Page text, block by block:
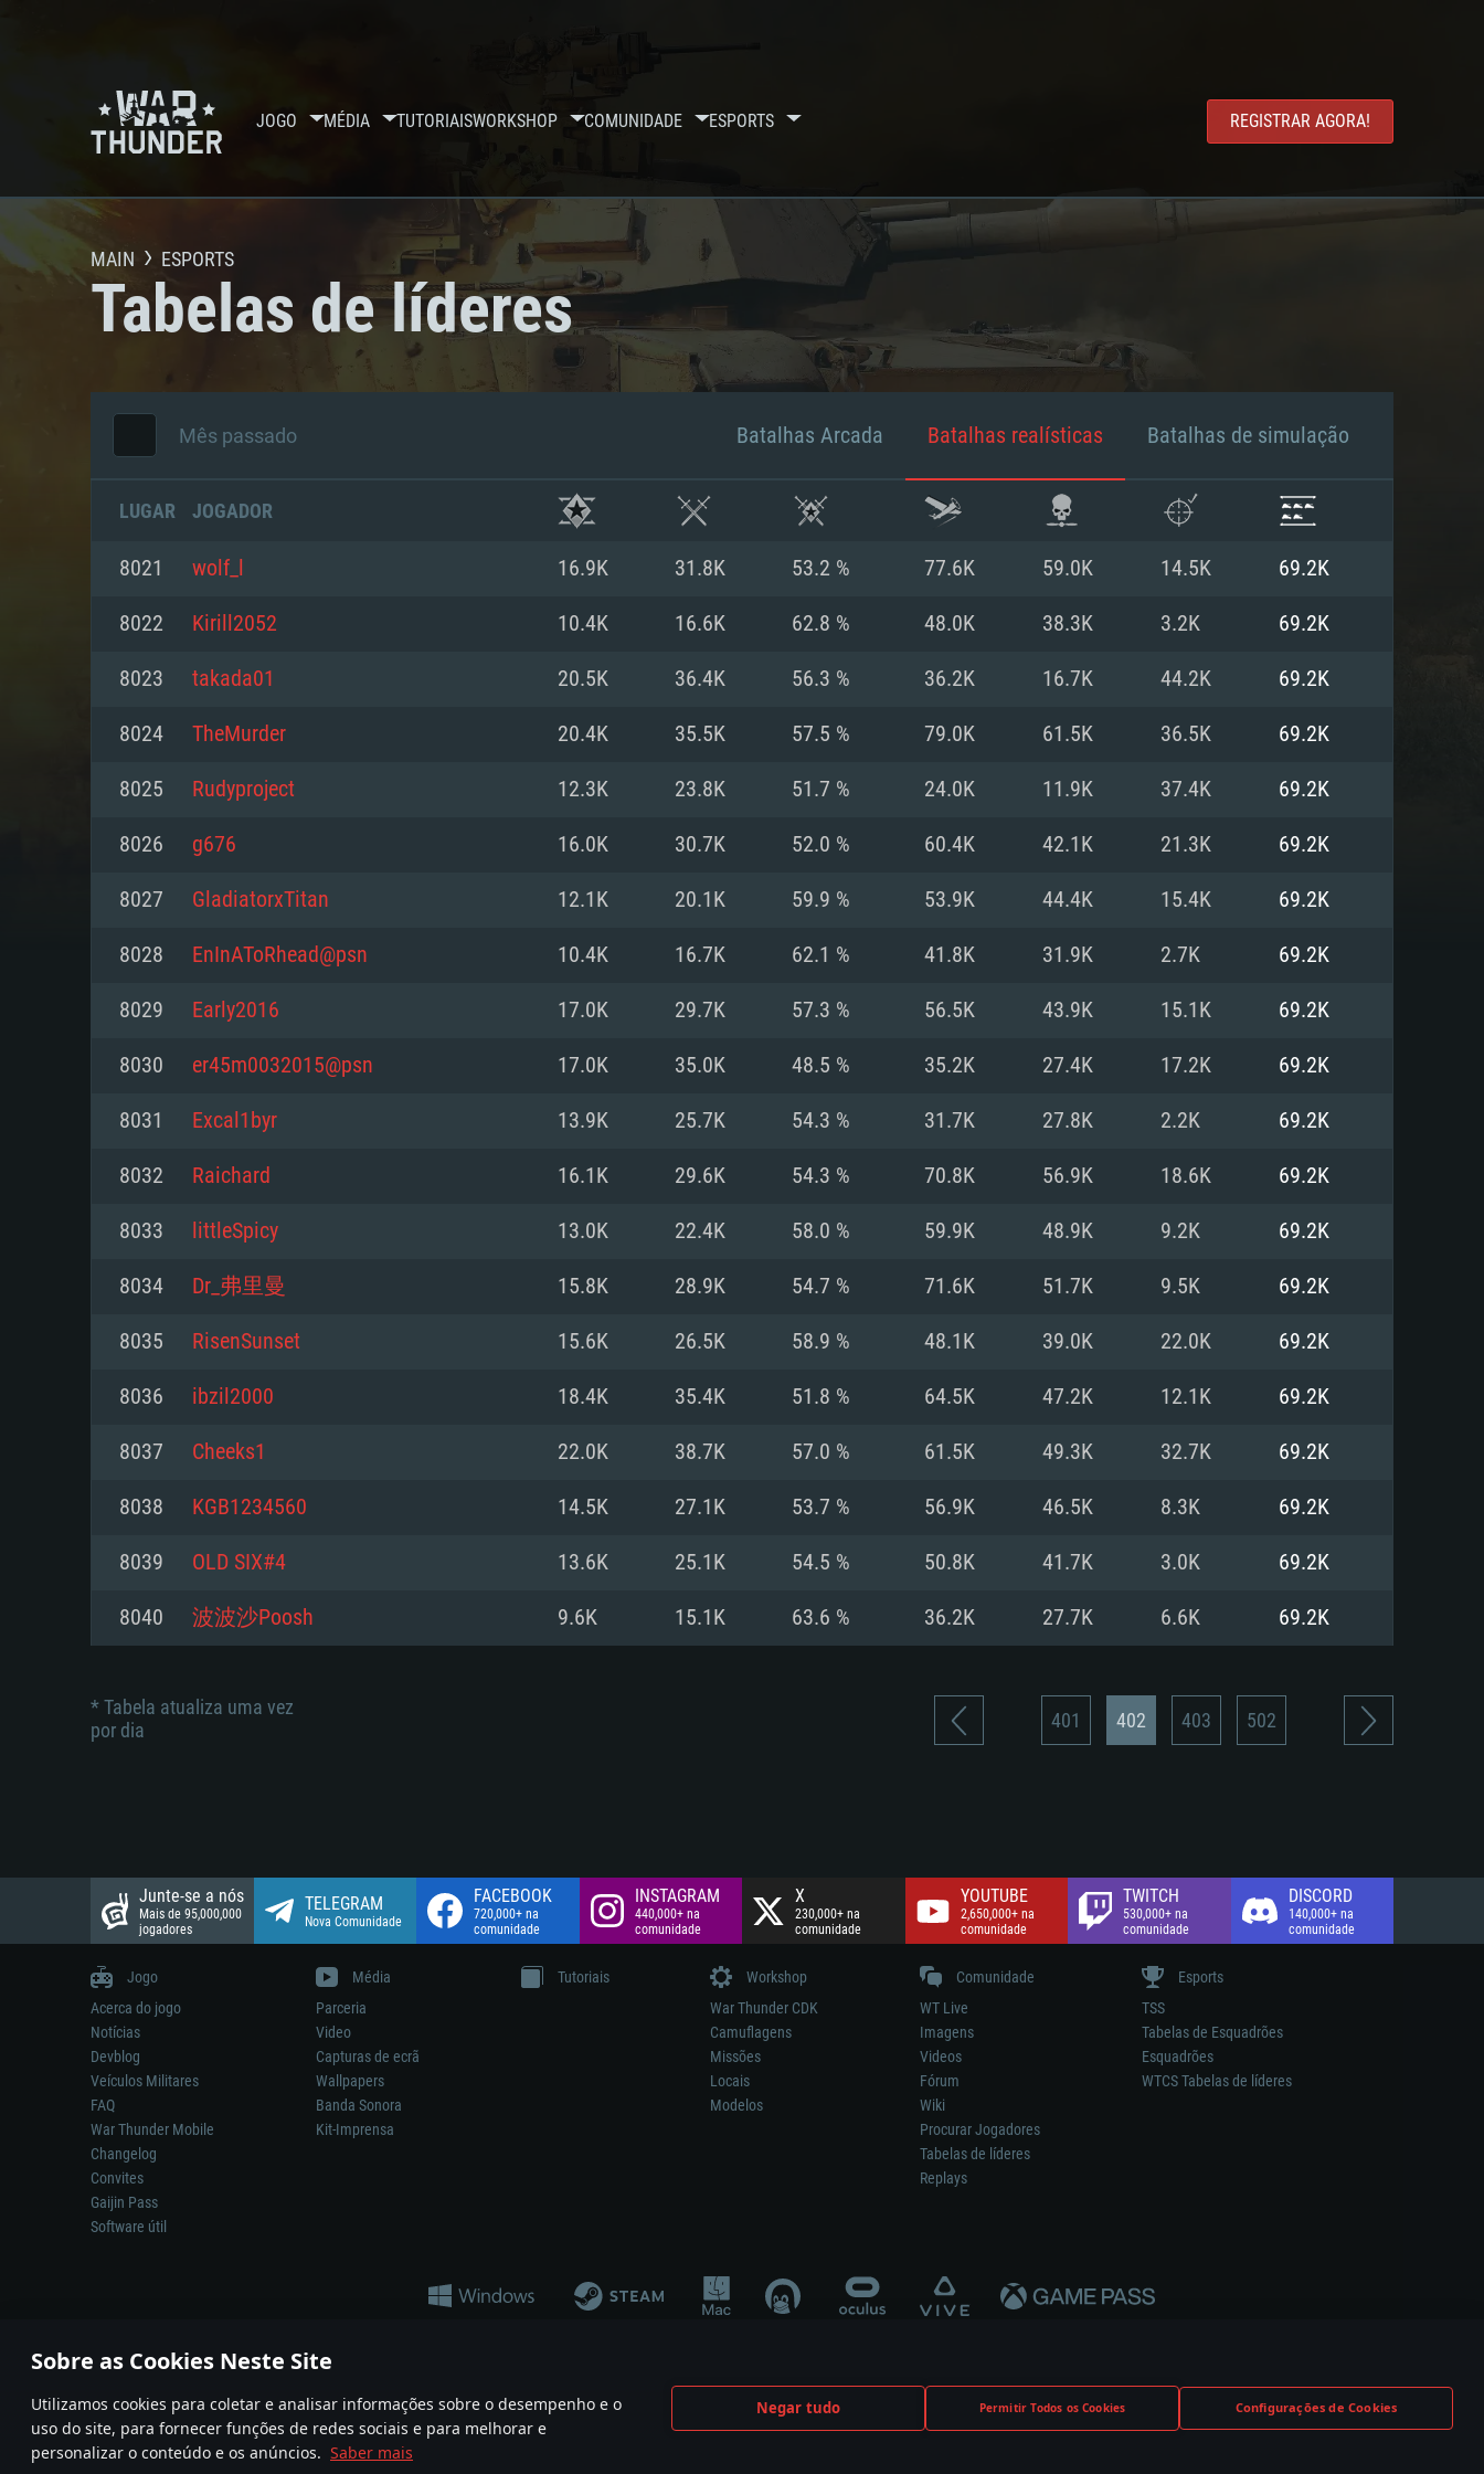
Sobre as Cookies Neste Site
Utilizamos cookies para coletar e analisar informações sobre o desempenho e o
uso do site, para fornecer funções de redes sociais e para melhorar e
personalizar o conteúdo e os anúncios. Saber mais
Negar tudo Permitir Todos os Cookies Configurações de Cookies
JOGO MÉDIA TUTORIAISWORKSHOP COMUNIDADE ESPORTS REGISTRAR AGORA!
REQUERIMENTOS DE SISTEMA
Mínimo
77XX / NVIDIA GeForce GTX 660. Resolução
mínima suportada: 720p
Network: Internet de banda larga.
Disco: 23,1 GB
Recomendado
superior
Memória: 16 GB ou mais
Placa Gráfica: Placa com DirectX 11 ou superior;
Nvidia GeForce 1060 ou superior, Radeon RX 570
Mínimo
mais recente
Processador: Core i5 2.2GHz mínimo (Intel Xeon
não suportado)
Memória: 6 GB
Placa Gráfica: Intel Iris Pro 5200 (Mac),
mínima suportada: 720p com suporte Metal.
Network: Internet de banda larga.
Disco: 21,5 GB
Recomendado
mais recente
Processador: Core i7 (Intel Xeon não suportado)
Memória: 8 GB
Placa Gráfica: Radeon Vega II ou superior com
suporte Metal.
Network: Internet de banda larga.
Disco: 60,2 GB
Mínimo
do Linux de 64bit
Processador: Dual-Core 2.4 GHz
Memória: 4 GB
Placa Gráfica: NVIDIA 660 com os drivers mais
recentes (não mais de 6 meses) / equivalentes
Vulkan (não mais de 6 meses); Resolução mínima
suportada: 720p.
Network: Internet de banda larga.
Disco: 21,5 GB
Recomendado
recentes (não mais de 6 meses) / equivalentes
AMD (Radeon RX 570) com os drivers mais
Vulkan.
Network: Internet de banda larga.
Disco: 60,2 GB
MAIN ESPORTS
Tabelas de líderes
Mês passado Batalhas Arcada Batalhas realísticas Batalhas de simulação
LUGAR JOGADOR
8021 wolf_l 16.9K 31.8K 53.2 % 77.6K 59.0K 14.5K 69.2K
8022 Kirill2052 10.4K 16.6K 62.8 % 48.0K 38.3K 3.2K 69.2K
8023 takada01 20.5K 36.4K 56.3 % 36.2K 16.7K 44.2K 69.2K
8024 TheMurder 20.4K 35.5K 57.5 % 79.0K 61.5K 36.5K 69.2K
8025 Rudyproject 12.3K 23.8K 51.7 % 24.0K 11.9K 37.4K 69.2K
8026 g676 16.0K 30.7K 52.0 % 60.4K 42.1K 21.3K 69.2K
8027 GladiatorxTitan 12.1K 20.1K 59.9 % 53.9K 44.4K 15.4K 69.2K
8028 EnInAToRhead@psn 10.4K 16.7K 62.1 % 41.8K 31.9K 2.7K 69.2K
8029 Early2016 17.0K 29.7K 57.3 % 56.5K 43.9K 15.1K 69.2K
8030 er45m0032015@psn 17.0K 35.0K 48.5 % 35.2K 27.4K 17.2K 69.2K
8031 Excal1byr 13.9K 25.7K 54.3 % 31.7K 27.8K 2.2K 69.2K
8032 Raichard 16.1K 29.6K 54.3 % 70.8K 56.9K 18.6K 69.2K
8033 littleSpicy 13.0K 22.4K 58.0 % 59.9K 48.9K 9.2K 69.2K
8034 Dr_弗里曼 15.8K 28.9K 54.7 % 71.6K 51.7K 9.5K 69.2K
8035 RisenSunset 15.6K 26.5K 58.9 % 48.1K 39.0K 22.0K 69.2K
8036 ibzil2000 18.4K 35.4K 51.8 % 64.5K 47.2K 12.1K 69.2K
8037 Cheeks1 22.0K 38.7K 57.0 % 61.5K 49.3K 32.7K 69.2K
8038 KGB1234560 14.5K 27.1K 53.7 % 56.9K 46.5K 8.3K 69.2K
8039 OLD SIX#4 13.6K 25.1K 54.5 % 50.8K 41.7K 3.0K 69.2K
8040 波波沙Poosh 9.6K 15.1K 63.6 % 36.2K 27.7K 6.6K 69.2K
* Tabela atualiza uma vez
por dia
401 402 403 502
Junte-se a nós
Mais de 95,000,000
jogadores
TELEGRAM
Nova Comunidade
FACEBOOK
720,000+ na
comunidade
INSTAGRAM
440,000+ na
comunidade
X
230,000+ na
comunidade
YOUTUBE
2,650,000+ na
comunidade
TWITCH
530,000+ na
comunidade
DISCORD
140,000+ na
comunidade
Jogo
Acerca do jogo
Notícias
Devblog
Veículos Militares
FAQ
War Thunder Mobile
Changelog
Convites
Gaijin Pass
Software útil
Média
Parceria
Video
Capturas de ecrã
Wallpapers
Banda Sonora
Kit-Imprensa
Tutoriais
Workshop
War Thunder CDK
Camuflagens
Missões
Locais
Modelos
Comunidade
WT Live
Imagens
Videos
Fórum
Wiki
Procurar Jogadores
Tabelas de líderes
Replays
Esports
TSS
Tabelas de Esquadrões
Esquadrões
WTCS Tabelas de líderes
A reprodução de qualquer sistema de armas ou veículo neste jogo não significa participação no desenvolvimento, patrocínio ou aval do respetivo construtor.
© 2011—2026 Gaijin Games Kft. All trademarks, logos and brand names are the property of their respective owners.
Termos e condições Termos de Serviço